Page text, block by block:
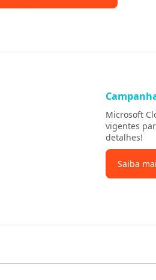
Microsoft
vigentes
detalhes!
Saiba